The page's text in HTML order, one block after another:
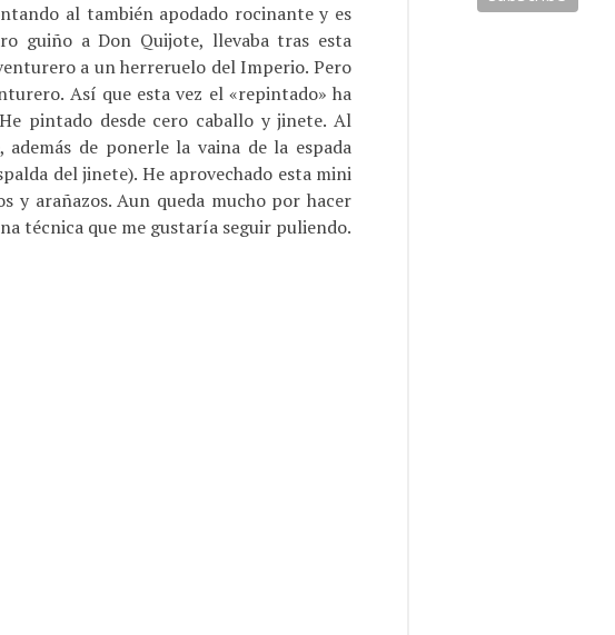
al también apodado rocinante y es
guiño a Don Quijote, llevaba tras esta
a un herreruelo del Imperio. Pero
Así que esta vez el «repintado» ha
pintado desde cero caballo y jinete. Al
de ponerle la vaina de la espada
del jinete). He aprovechado esta mini
y arañazos. Aun queda mucho por hacer
técnica que me gustaría seguir puliendo.